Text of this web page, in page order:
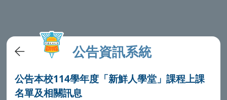
公告資訊系統
公告本校114學年度「新鮮人學堂」課程上課
名單及相關訊息